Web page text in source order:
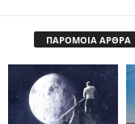
ΠΑΡΟΜΟΙΑ ΑΡΘΡΑ